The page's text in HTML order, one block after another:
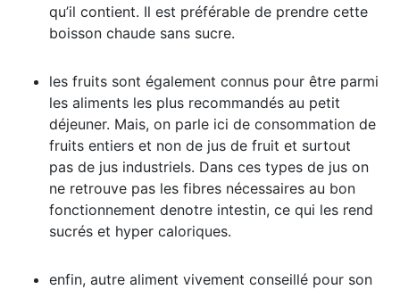
qu’il contient. Il est préférable de prendre cette
boisson chaude sans sucre.
les fruits sont également connus pour être parmi
les aliments les plus recommandés au petit
déjeuner. Mais, on parle ici de consommation de
fruits entiers et non de jus de fruit et surtout
pas de jus industriels. Dans ces types de jus on
ne retrouve pas les fibres nécessaires au bon
fonctionnement denotre intestin, ce qui les rend
sucrés et hyper caloriques.
enfin, autre aliment vivement conseillé pour son